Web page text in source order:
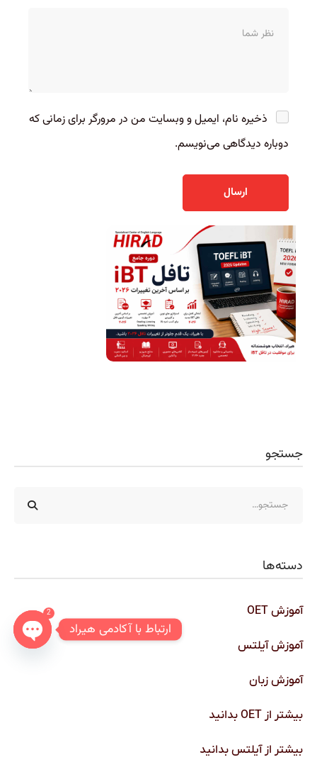
ذخیره نام، ایمیل و وبسایت من در مرورگر برای زمانی که
دوباره دیدگاهی می‌نویسم.
جستجو
دسته‌ها
آموزش OET
آموزش آیلتس
آموزش زبان
بیشتر از OET بدانید
بیشتر از آیلتس بدانید
ارتباط با آکادمی هیراد
2